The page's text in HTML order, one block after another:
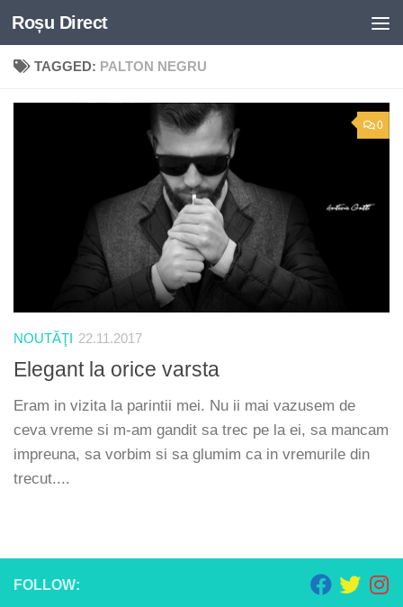
Skip to content
Roșu Direct
TAGGED: PALTON NEGRU
0
NOUTĂŢI 22.11.2017
Elegant la orice varsta
Eram in vizita la parintii mei. Nu ii mai vazusem de
ceva vreme si m-am gandit sa trec pe la ei, sa mancam
impreuna, sa vorbim si sa glumim ca in vremurile din
trecut....
FOLLOW: